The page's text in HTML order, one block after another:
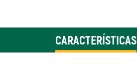
CARACTERÍSTICAS